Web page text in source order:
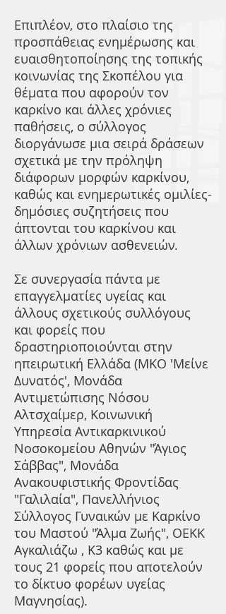
Επιπλέον, στο πλαίσιο της
προσπάθειας ενημέρωσης και
ευαισθητοποίησης της τοπικής
κοινωνίας της Σκοπέλου για
θέματα που αφορούν τον
καρκίνο και άλλες χρόνιες
παθήσεις, ο σύλλογος
διοργάνωσε μια σειρά δράσεων
σχετικά με την πρόληψη
διάφορων μορφών καρκίνου,
καθώς και ενημερωτικές ομιλίες-
δημόσιες συζητήσεις που
άπτονται του καρκίνου και
άλλων χρόνιων ασθενειών.
Σε συνεργασία πάντα με
επαγγελματίες υγείας και
άλλους σχετικούς συλλόγους
και φορείς που
δραστηριοποιούνται στην
ηπειρωτική Ελλάδα (ΜΚΟ 'Μείνε
Δυνατός', Μονάδα
Αντιμετώπισης Νόσου
Αλτσχαίμερ, Κοινωνική
Υπηρεσία Αντικαρκινικού
Νοσοκομείου Αθηνών "Άγιος
Σάββας", Μονάδα
Ανακουφιστικής Φροντίδας
"Γαλιλαία", Πανελλήνιος
Σύλλογος Γυναικών με Καρκίνο
του Μαστού "Άλμα Ζωής", ΟΕΚΚ
Αγκαλιάζω , Κ3 καθώς και με
τους 21 φορείς που αποτελούν
το δίκτυο φορέων υγείας
Μαγνησίας).